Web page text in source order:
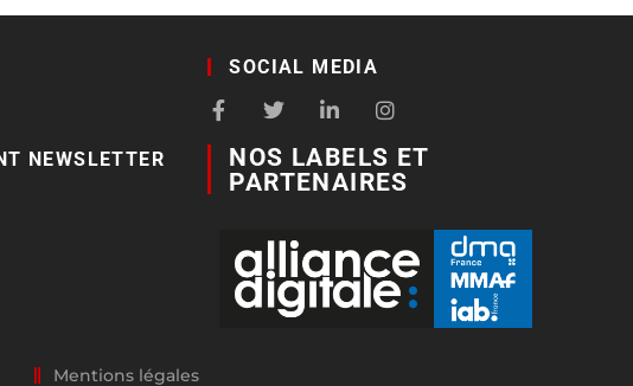
NEWSLETTER
SOCIAL MEDIA
NOS LABELS ET
PARTENAIRES
Mentions légales